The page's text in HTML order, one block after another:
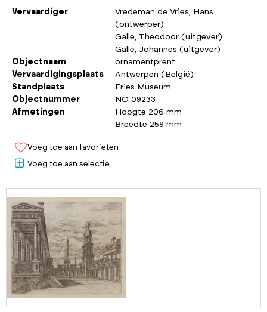
Vervaardiger
Vredeman de Vries, Hans
(ontwerper)
Galle, Theodoor (uitgever)
Galle, Johannes (uitgever)
Objectnaam
ornamentprent
Vervaardigingsplaats
Antwerpen (België)
Standplaats
Fries Museum
Objectnummer
NO 09233
Afmetingen
Hoogte 206 mm
Breedte 259 mm
Voeg toe aan favorieten
Voeg toe aan selectie